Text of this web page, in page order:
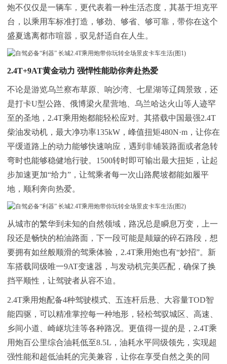
炮不仅仅是一辆车，更代表着一种生活态度，其基于坦克平
台，以乘用车标准打造，够劲、够省、够可靠，带你在这个
盛夏逃离都市喧嚣，驭见舒适自在人生。
2.4T+9AT黄金动力 强悍性能助你奔赴热爱
不论是游览乌兰察布草原、响沙湾、七星湖等辽阔景致，还
是打卡U型公路、俄博梁火星营地、乌兰哈达火山等人迹罕
至的圣地，2.4T乘用炮都能轻松应对。其搭载中国最强2.4T
柴油发动机，最大净功率135kW，峰值扭矩480N·m，让你在
平缓道路上的动力能够快速响应，遇到非铺装路面或者急转
弯时也能够稳健地行驶。1500转时即可输出最大扭矩，让起
步加速更加“给力”，让驾乘者每一次山路爬坡都能如履平
地，顺利奔向热爱。
从城市的繁华到未知的自然领域，路况总是瞬息万变，上一
段还是畅快的柏油路面，下一段可能是颠簸的碎石路段，想
要拥有如丝般顺滑的驾乘体验，2.4T乘用炮也有“妙招”。 新
车搭载同级唯一9AT变速器，与发动机完美匹配，确保了换
挡平顺性，让驾驶者从容不迫。
2.4T乘用炮配备4种驾驶模式、五连杆后悬、大容量TOD智
能四驱，可以精准掌控每一种地形，轻松驾驭城区、高速、
乡间小道、崎岖坑洼等各种路况。更值得一提的是，2.4T乘
用炮百公里综合油耗低至8.5L，油耗水平同级领先，实现超
强性能和超低油耗的完美兼容，让你在享受自然之美的同